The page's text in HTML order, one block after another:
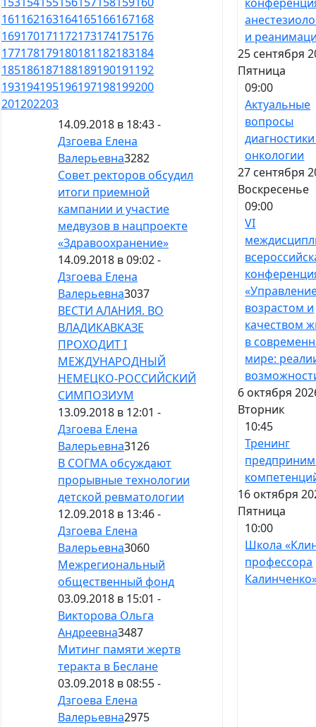
161162163164165166167168
169170171172173174175176
177178179180181182183184
185186187188189190191192
193194195196197198199200
201202203
14.09.2018 в 18:43 -
Дзгоева Елена
Валерьевна3282
Совет ректоров обсудил
итоги приемной
кампании и участие
медвузов в нацпроекте
«Здравоохранение»
14.09.2018 в 09:02 -
Дзгоева Елена
Валерьевна3037
ВЕСТИ АЛАНИЯ. ВО
ВЛАДИКАВКАЗЕ
ПРОХОДИТ I
МЕЖДУНАРОДНЫЙ
НЕМЕЦКО-РОССИЙСКИЙ
СИМПОЗИУМ
13.09.2018 в 12:01 -
Дзгоева Елена
Валерьевна3126
В СОГМА обсуждают
прорывные технологии
детской ревматологии
12.09.2018 в 13:46 -
Дзгоева Елена
Валерьевна3060
Межрегиональный
общественный фонд
03.09.2018 в 15:01 -
Викторова Ольга
Андреевна3487
Митинг памяти жертв
теракта в Беслане
03.09.2018 в 08:55 -
Дзгоева Елена
Валерьевна2975
и
25 сентября
Пятница
09:00
Актуальные
вопросы
онкологии
27 сентября
Воскресенье
09:00
VI
возрастом и
качеством
в
мире:
6 октября
Вторник
10:45
Тренинг
16 октября
Пятница
10:00
Школа
профессора